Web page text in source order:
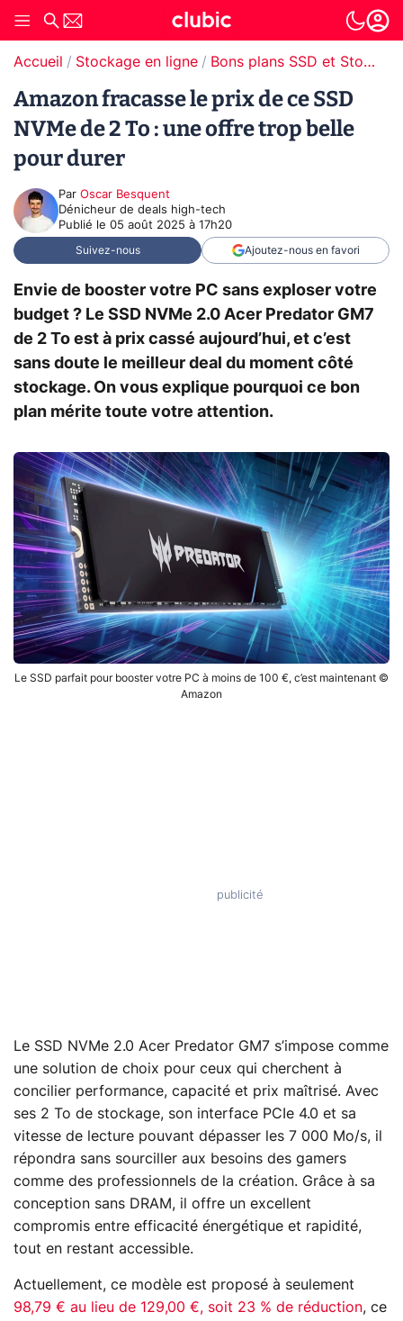
Accueil Stockage en ligne Bons plans SSD et Stockage
Amazon fracasse le prix de ce SSD
NVMe de 2 To : une offre trop belle
pour durer
Par Oscar Besquent
Dénicheur de deals high-tech
Publié le 05 août 2025 à 17h20
Suivez-nous Ajoutez-nous en favori
Envie de booster votre PC sans exploser votre
budget ? Le SSD NVMe 2.0 Acer Predator GM7
de 2 To est à prix cassé aujourd’hui, et c’est
sans doute le meilleur deal du moment côté
stockage. On vous explique pourquoi ce bon
plan mérite toute votre attention.
Le SSD parfait pour booster votre PC à moins de 100 €, c’est maintenant ©
Amazon
Le SSD NVMe 2.0 Acer Predator GM7 s’impose comme
une solution de choix pour ceux qui cherchent à
concilier performance, capacité et prix maîtrisé. Avec
ses 2 To de stockage, son interface PCIe 4.0 et sa
vitesse de lecture pouvant dépasser les 7 000 Mo/s, il
répondra sans sourciller aux besoins des gamers
comme des professionnels de la création. Grâce à sa
conception sans DRAM, il offre un excellent
compromis entre efficacité énergétique et rapidité,
tout en restant accessible.
Actuellement, ce modèle est proposé à seulement
98,79 € au lieu de 129,00 €, soit 23 % de réduction, ce